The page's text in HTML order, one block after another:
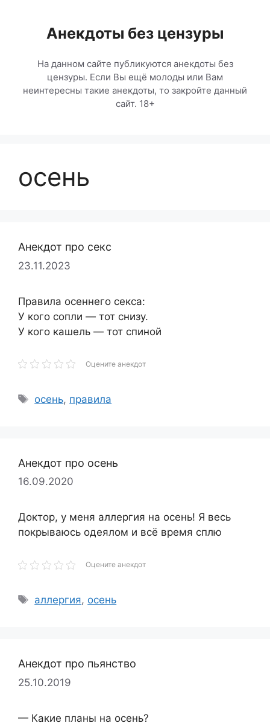
содержимомуАнекдоты без цензуры
На данном сайте публикуются анекдоты без
цензуры. Если Вы ещё молоды или Вам
неинтересны такие анекдоты, то закройте данный
сайт. 18+
осень
Анекдот про секс
23.11.2023
Правила осеннего секса:
У кого сопли — тот снизу.
У кого кашель — тот спиной
Оцените анекдот
Метки
осень, правила
Анекдот про осень
16.09.2020
Доктор, у меня аллергия на осень! Я весь
покрываюсь одеялом и всё время сплю
Оцените анекдот
Метки
аллергия, осень
Анекдот про пьянство
25.10.2019
— Какие планы на осень?